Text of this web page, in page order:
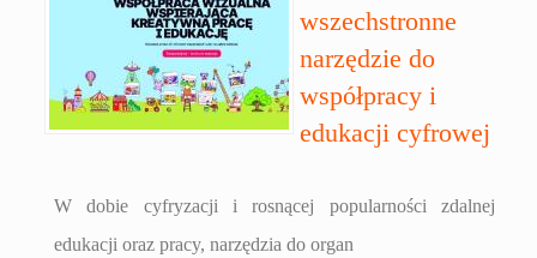
wszechstronne
narzędzie do
współpracy i
edukacji cyfrowej
W dobie cyfryzacji i rosnącej popularności zdalnej
edukacji oraz pracy, narzędzia do organ